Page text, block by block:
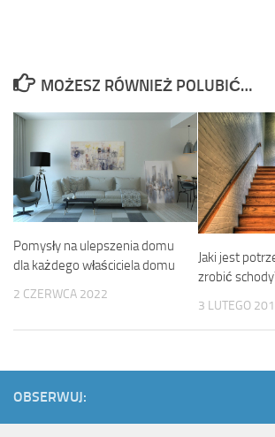
MOŻESZ RÓWNIEŻ POLUBIĆ…
Pomysły na ulepszenia domu
dla każdego właściciela domu
2 CZERWCA 2022
Jaki jest
zrobić
3 LUTEGO
OBSERWUJ: